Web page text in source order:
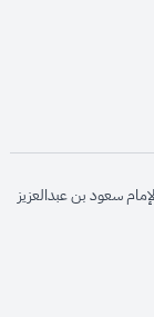
opens
سعود بن عبدالعزيز